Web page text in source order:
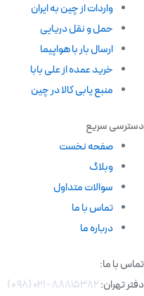
واردات از چین به ایران
حمل و نقل دریایی
ارسال بار با هواپیما
خرید عمده از علی بابا
منبع یابی کالا در چین
دسترسی سریع
صفحه نخست
وبلاگ
سوالات متداول
تماس با ما
درباره ما
تماس با ما:
دفتر تهران:۸۸۸۱۵۳۸۲ - ۰۲۱ (۹۸+)